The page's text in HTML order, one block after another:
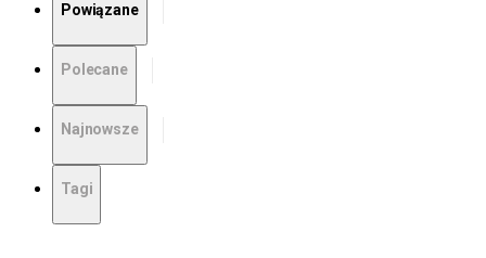
Powiązane
Polecane
Najnowsze
Tagi